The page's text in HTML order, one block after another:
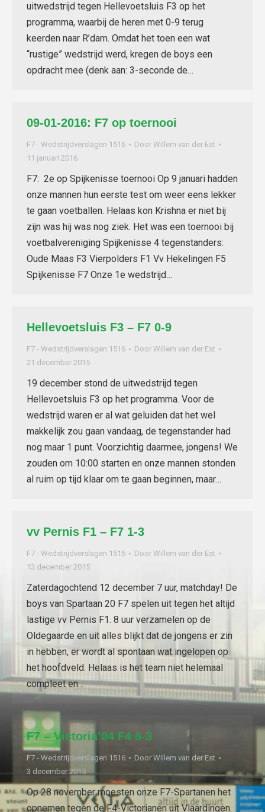
uitwedstrijd tegen Hellevoetsluis F3 op het
programma, waarbij de heren met 0-9 terug
keerden naar R’dam. Omdat het toen een wat
“rustige” wedstrijd werd, kregen de boys een
opdracht mee (denk aan: 3-seconde de…
09-01-2016: F7 op toernooi
F7 - Wedstrijdverslagen 1516 Door Willem van der Est
11 januari 2016
F7: 2e op Spijkenisse toernooi Op 9 januari hadden
onze mannen hun eerste test om weer eens lekker
te gaan voetballen. Helaas kon Krishna er niet bij
zijn was hij was nog ziek. Het was een toernooi bij
voetbalvereniging Spijkenisse 4 tegenstanders:
Oude Maas F3 Vierpolders F1 Vv Hekelingen F5
Spijkenisse F7 Onze 1e wedstrijd…
Hellevoetsluis F3 – F7 0-9
F7 - Wedstrijdverslagen 1516 Door Willem van der Est
21 december 2015
19 december stond de uitwedstrijd tegen
Hellevoetsluis F3 op het programma. Voor de
wedstrijd waren er al wat geluiden dat het wel
makkelijk zou gaan vandaag, de tegenstander had
nog maar 1 punt. Voorzichtig daarmee, jongens! We
zouden om 10:00 starten en onze mannen stonden
al ruim op tijd klaar om te gaan beginnen, maar…
vv Pernis F1 – F7 1-3
F7 - Wedstrijdverslagen 1516 Door Willem van der Est
13 december 2015
Zaterdagochtend 12 december 7 uur, matchday! De
boys van Spartaan 20 F7 spelen uit tegen het altijd
lastige vv Pernis F1. 8 uur verzamelen op de
Oldegaarde en uit alles blijkt dat de jongens er zin
in hebben, er wordt al spontaan wat ingelopen op
het hoofdveld. Helaas is het team niet helemaal
compleet en…
F7 – Victoria’04 F4 6-3
F7 - Wedstrijdverslagen 1516 Door Willem van der Est
3 december 2015
Op 28 november moesten onze F7-Spartanen het
opnemen tegen de F4-Victorianen uit Vlaardingen.